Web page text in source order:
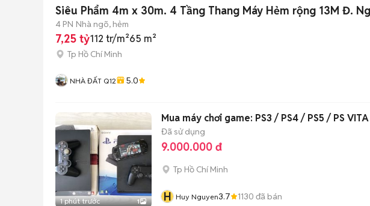
Siêu Phẩm 4m x 30m. 4 Tầng Thang Máy Hẻm rộng 13M Đ.
4 PN Nhà ngõ, hẻm
7,25 tỷ112 tr/m²65 m²
Tp Hồ Chí Minh
NHÀ ĐẤT Q12 5.0
1 phút trước 1
Mua máy chơi game: PS3 / PS4 / PS5 / PS VITA
Đã sử dụng
9.000.000 đ
Tp Hồ Chí Minh
H Huy Nguyen3.7 1130 đã bán